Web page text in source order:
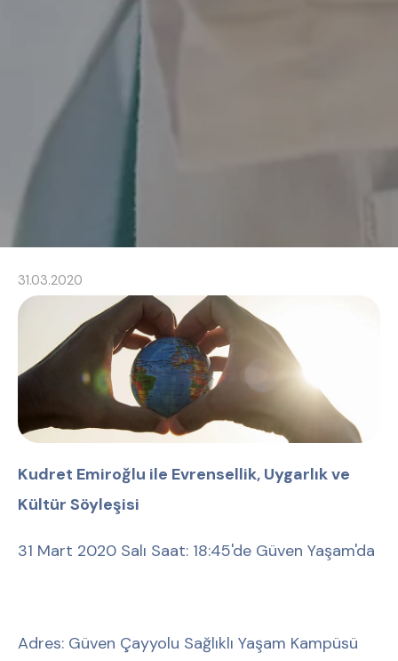
31.03.2020
Kudret Emiroğlu ile Evrensellik, Uygarlık ve
Kültür Söyleşisi
31 Mart 2020 Salı Saat: 18:45'de Güven Yaşam'da
Adres: Güven Çayyolu Sağlıklı Yaşam Kampüsü